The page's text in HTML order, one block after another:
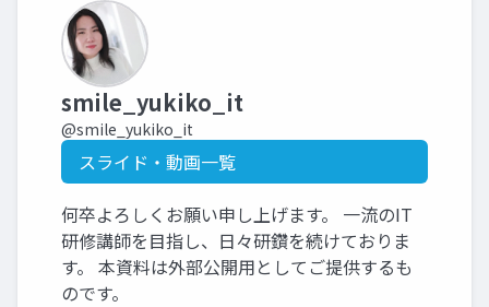
smile_yukiko_it
@smile_yukiko_it
スライド・動画一覧
何卒よろしくお願い申し上げます。 一流のIT
研修講師を目指し、日々研鑽を続けておりま
す。 本資料は外部公開用としてご提供するも
のです。